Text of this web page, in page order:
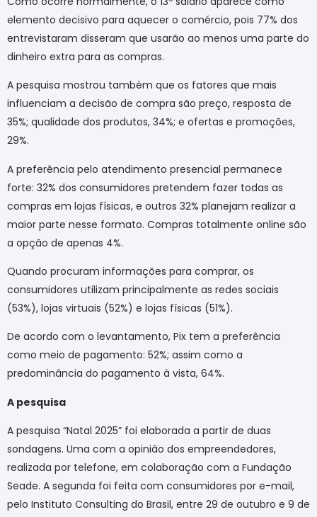
elemento decisivo para aquecer o comércio, pois 77% dos
entrevistaram disseram que usarão ao menos uma parte do
dinheiro extra para as compras.
A pesquisa mostrou também que os fatores que mais
influenciam a decisão de compra são preço, resposta de
35%; qualidade dos produtos, 34%; e ofertas e promoções,
29%.
A preferência pelo atendimento presencial permanece
forte: 32% dos consumidores pretendem fazer todas as
compras em lojas físicas, e outros 32% planejam realizar a
maior parte nesse formato. Compras totalmente online são
a opção de apenas 4%.
Quando procuram informações para comprar, os
consumidores utilizam principalmente as redes sociais
(53%), lojas virtuais (52%) e lojas físicas (51%).
De acordo com o levantamento, Pix tem a preferência
como meio de pagamento: 52%; assim como a
predominância do pagamento à vista, 64%.
A pesquisa
A pesquisa “Natal 2025” foi elaborada a partir de duas
sondagens. Uma com a opinião dos empreendedores,
realizada por telefone, em colaboração com a Fundação
Seade. A segunda foi feita com consumidores por e-mail,
pelo Instituto Consulting do Brasil, entre 29 de outubro e 9 de